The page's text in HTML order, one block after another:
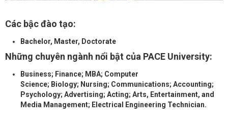
Các bậc đào tạo:
Bachelor, Master, Doctorate
Những chuyên ngành nổi bật của PACE University:
Business; Finance; MBA; Computer
Science; Biology; Nursing; Communications; Accounting;
Psychology; Advertising; Acting; Arts, Entertainment, and
Media Management; Electrical Engineering Technician.